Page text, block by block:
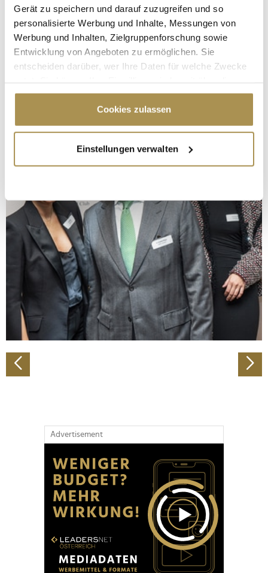
Gerät zu speichern und darauf zuzugreifen und so
personalisierte Werbung und Inhalte, Messungen von
Werbung und Inhalten, Zielgruppenforschung sowie
Entwicklung von Angeboten zu ermöglichen. Sie
entscheiden darüber, wer Ihre Daten für welche Zwecke
Cookie-Erklärung oder durch Klicken auf das Privacy
Trigger Symbol ändern oder widerrufen
Informationen über Ihre geografische Lage
erfassen, welche bis auf einige Meter genau sein
bestimmten Merkmalen (Fingerprinting) identifizieren
Erfahren Sie mehr darüber, wie Ihre persönlichen Daten
verarbeitet werden, und legen Sie Ihre Präferenzen im
Abschnitt Einzelheiten fest.
Wir verwenden Cookies, um Inhalte und Anzeigen zu
personalisieren, Funktionen für soziale Medien anbieten
zu können und die Zugriffe auf unsere Website zu
analysieren. Außerdem geben wir Informationen zu Ihrer
Verwendung unserer Website an unsere Partner für
soziale Medien, Werbung und Analysen weiter. Unsere
Partner führen diese Informationen möglicherweise mit
Cookies zulassen
Einstellungen verwalten
Advertisement